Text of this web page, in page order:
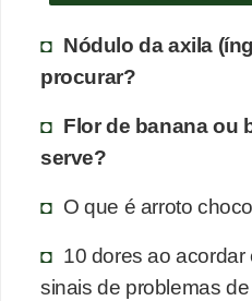
Nódulo da axila
procurar?
Flor de banana ou
serve?
O que é arroto
10 dores ao
sinais de problemas
s
m
d
c
i
n